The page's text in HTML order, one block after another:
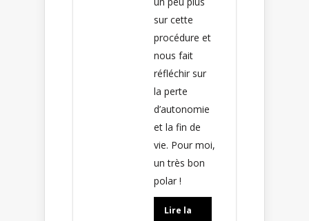
sur cette
procédure et
nous fait
réfléchir sur
la perte
d’autonomie
et la fin de
vie. Pour moi,
un très bon
polar !
Lire la